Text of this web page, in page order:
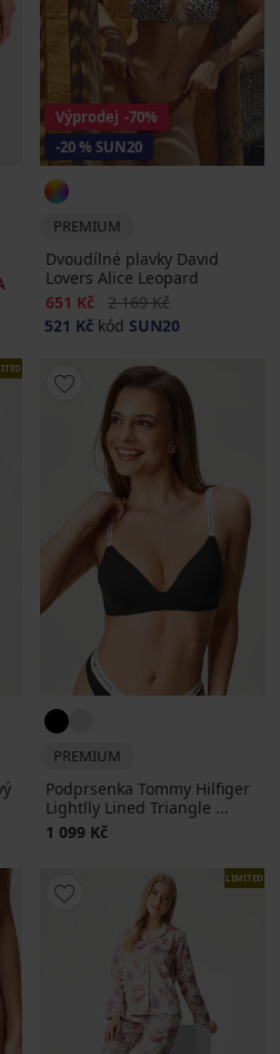
Výprodej -70%
-20 % SUN20
PREMIUM
Dvoudílné plavky David
Lovers Alice Leopard
Sleva
651 Kč Původní cena
2 169 Kč
521 Kč kód SUN20
PREMIUM
Podprsenka Tommy Hilfiger
Lightlly Lined Triangle ...
1 099 Kč
LIMITED